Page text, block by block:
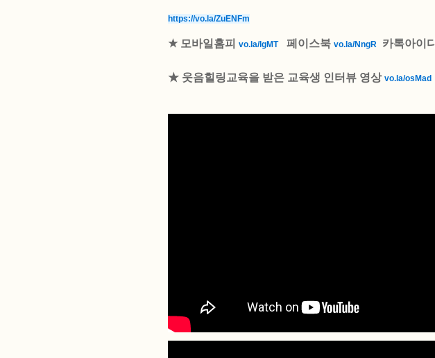
https://vo.la/ZuENFm
★모바일홈피 vo.la/lgMT 페이스북 vo.la/NngR 카톡아이디
★ 웃음힐링교육을 받은 교육생 인터뷰 영상 vo.la/osMad